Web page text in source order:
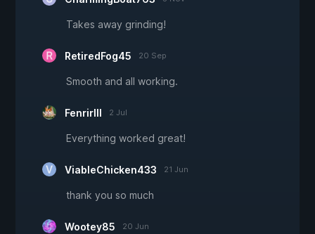
Takes away grinding!
RetiredFog45 20 Sep
Smooth and all working.
FenrirIII 2 Jul
Everything worked great!
ViableChicken433 21 Jun
thank you so much
Wootey85 20 Jun